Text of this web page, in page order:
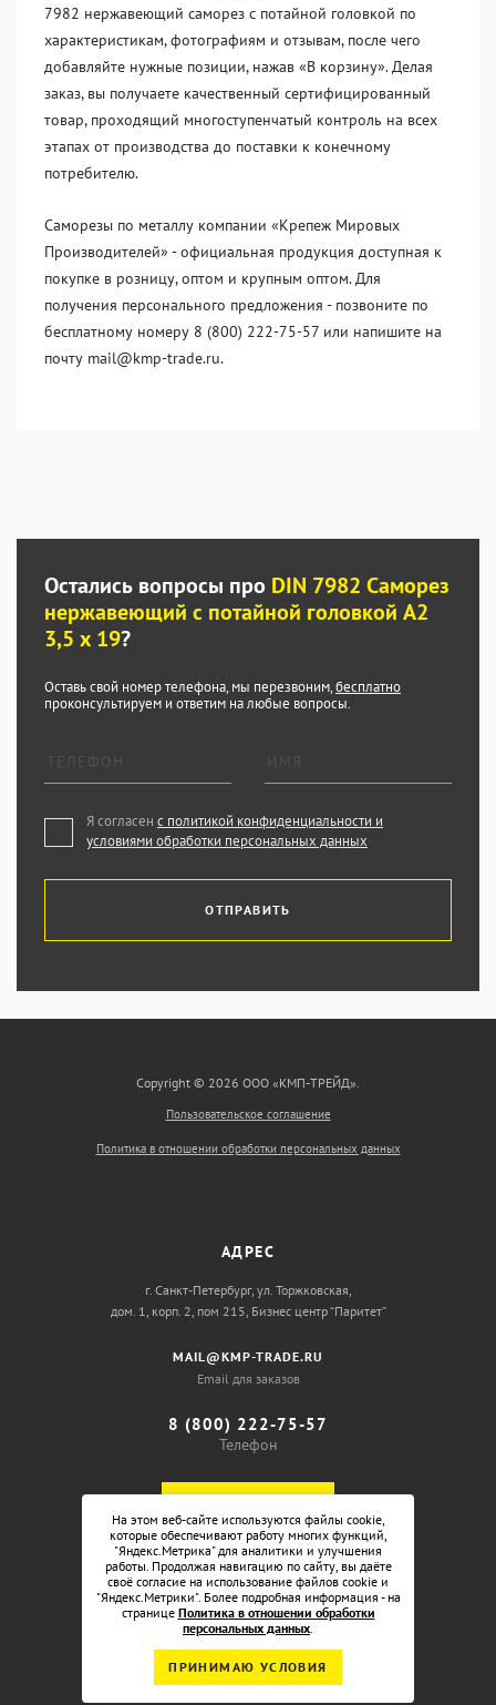
7982 нержавеющий саморез с потайной головкой по
характеристикам, фотографиям и отзывам, после чего
добавляйте нужные позиции, нажав «В корзину». Делая
заказ, вы получаете качественный сертифицированный
товар, проходящий многоступенчатый контроль на всех
этапах от производства до поставки к конечному
потребителю.
Саморезы по металлу компании «Крепеж Мировых
Производителей» - официальная продукция доступная к
покупке в розницу, оптом и крупным оптом. Для
получения персонального предложения - позвоните по
бесплатному номеру 8 (800) 222-75-57 или напишите на
почту mail@kmp-trade.ru.
Остались вопросы про DIN 7982 Саморез
нержавеющий с потайной головкой А2
3,5 x 19?
Оставь свой номер телефона, мы перезвоним,бесплатно
проконсультируем и ответим на любые вопросы.
Я согласен с политикой конфиденциальности и
условиями обработки персональных данных
ОТПРАВИТЬ
Copyright © 2026 ООО «КМП-ТРЕЙД».
Пользовательское соглашение
Политика в отношении обработки персональных данных
АДРЕС
г. Санкт-Петербург, ул. Торжковская,
дом. 1, корп. 2, пом 215, Бизнес центр “Паритет”
MAIL@KMP-TRADE.RU
Email для заказов
8 (800) 222-75-57
Телефон
На этом веб-сайте используются файлы cookie,
которые обеспечивают работу многих функций,
"Яндекс.Метрика" для аналитики и улучшения
работы. Продолжая навигацию по сайту, вы даёте
своё согласие на использование файлов cookie и
"Яндекс.Метрики". Более подробная информация - на
странице Политика в отношении обработки
персональных данных.
ПРИНИМАЮ УСЛОВИЯ